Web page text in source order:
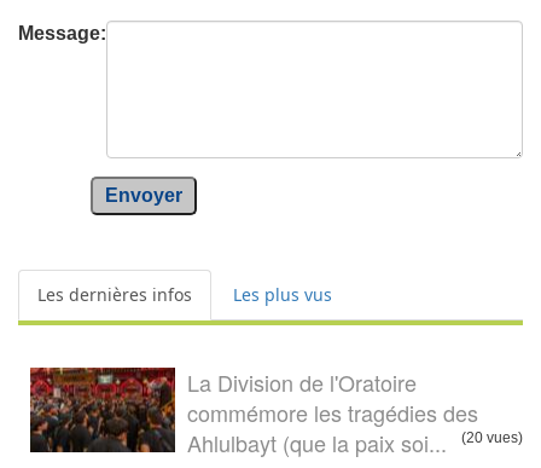
Message:
Envoyer
Les dernières infos Les plus vus
La Division de l'Oratoire
commémore les tragédies des
Ahlulbayt (que la paix soi...
(20 vues)